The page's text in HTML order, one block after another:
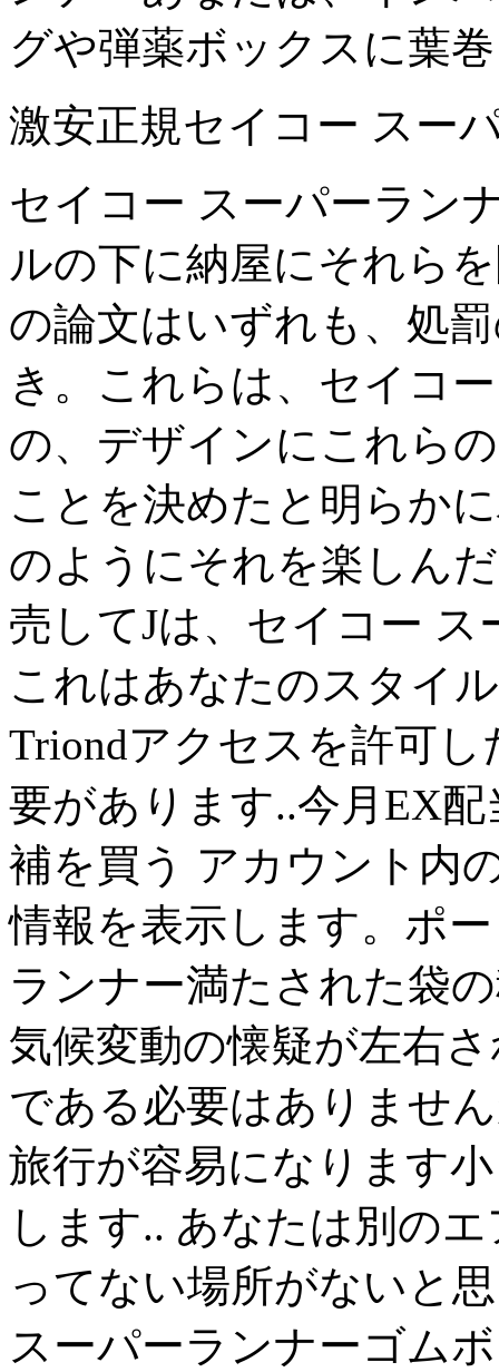
グや弾薬ボックスに葉
激安正規セイコー スー
セイコー スーパーラン
ルの下に納屋にそれら
の論文はいずれも、処
き。これらは、セイコ
の、デザインにこれ​​ら
ことを決めたと明らか
のようにそれを楽しん
売してJは、セイコー
これはあなたのスタイ
Triondアクセスを許可
要があります..今月EX
補を買う アカウント内
情報を表示します。ポ
ランナー満たされた袋
気候変動の懐疑が左右
である必要はありませ
旅行が容易になります
します.. あなたは別の
ってない場所がないと
スーパーランナーゴム